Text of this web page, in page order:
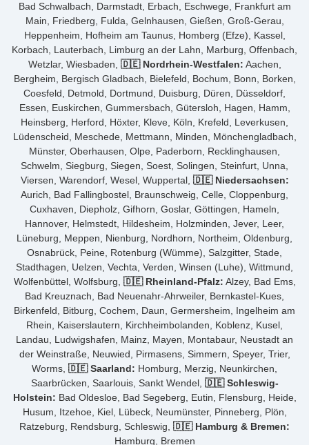
Bad Schwalbach, Darmstadt, Erbach, Eschwege, Frankfurt am
Main, Friedberg, Fulda, Gelnhausen, Gießen, Groß-Gerau,
Heppenheim, Hofheim am Taunus, Homberg (Efze), Kassel,
Korbach, Lauterbach, Limburg an der Lahn, Marburg, Offenbach,
Wetzlar, Wiesbaden, 🇩🇪 Nordrhein-Westfalen: Aachen,
Bergheim, Bergisch Gladbach, Bielefeld, Bochum, Bonn, Borken,
Coesfeld, Detmold, Dortmund, Duisburg, Düren, Düsseldorf,
Essen, Euskirchen, Gummersbach, Gütersloh, Hagen, Hamm,
Heinsberg, Herford, Höxter, Kleve, Köln, Krefeld, Leverkusen,
Lüdenscheid, Meschede, Mettmann, Minden, Mönchengladbach,
Münster, Oberhausen, Olpe, Paderborn, Recklinghausen,
Schwelm, Siegburg, Siegen, Soest, Solingen, Steinfurt, Unna,
Viersen, Warendorf, Wesel, Wuppertal, 🇩🇪 Niedersachsen:
Aurich, Bad Fallingbostel, Braunschweig, Celle, Cloppenburg,
Cuxhaven, Diepholz, Gifhorn, Goslar, Göttingen, Hameln,
Hannover, Helmstedt, Hildesheim, Holzminden, Jever, Leer,
Lüneburg, Meppen, Nienburg, Nordhorn, Northeim, Oldenburg,
Osnabrück, Peine, Rotenburg (Wümme), Salzgitter, Stade,
Stadthagen, Uelzen, Vechta, Verden, Winsen (Luhe), Wittmund,
Wolfenbüttel, Wolfsburg, 🇩🇪 Rheinland-Pfalz: Alzey, Bad Ems,
Bad Kreuznach, Bad Neuenahr-Ahrweiler, Bernkastel-Kues,
Birkenfeld, Bitburg, Cochem, Daun, Germersheim, Ingelheim am
Rhein, Kaiserslautern, Kirchheimbolanden, Koblenz, Kusel,
Landau, Ludwigshafen, Mainz, Mayen, Montabaur, Neustadt an
der Weinstraße, Neuwied, Pirmasens, Simmern, Speyer, Trier,
Worms, 🇩🇪 Saarland: Homburg, Merzig, Neunkirchen,
Saarbrücken, Saarlouis, Sankt Wendel, 🇩🇪 Schleswig-
Holstein: Bad Oldesloe, Bad Segeberg, Eutin, Flensburg, Heide,
Husum, Itzehoe, Kiel, Lübeck, Neumünster, Pinneberg, Plön,
Ratzeburg, Rendsburg, Schleswig, 🇩🇪 Hamburg & Bremen:
Hamburg, Bremen